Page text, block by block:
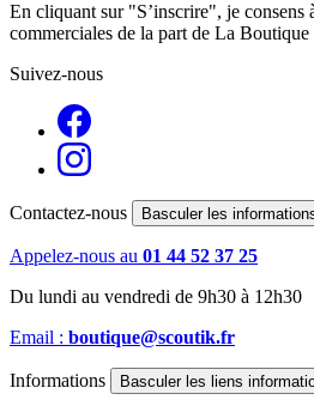
En cliquant sur "S’inscrire", je consens
commerciales de la part de La Boutique
Suivez-nous
Contactez-nous Basculer les
Appelez-nous au 01 44 52 37 25
Du lundi au vendredi de 9h30 à 12h30
Email : boutique@scoutik.fr
Informations Basculer les liens